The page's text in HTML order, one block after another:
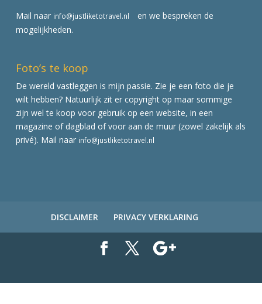
Mail naar info@justliketotravel.nl
en we bespreken de
mogelijkheden.
Foto’s te koop
De wereld vastleggen is mijn passie. Zie je een foto die je
wilt hebben? Natuurlijk zit er copyright op maar sommige
zijn wel te koop voor gebruik op een website, in een
magazine of dagblad of voor aan de muur (zowel zakelijk als
privé). Mail naar info@justliketotravel.nl
DISCLAIMER PRIVACY VERKLARING